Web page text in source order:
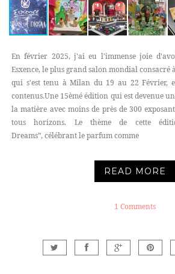
En février 2025, j'ai eu l'immense joie
Esxence, le plus grand salon mondial
qui s'est tenu à Milan du 19 au 22 Février,
contenus.Une 15èmé édition qui est devenue
la matière avec moins de près de 300
tous horizons. Le thème de cette
Dreams”, célébrant le parfum comme
READ MORE
1 Comments